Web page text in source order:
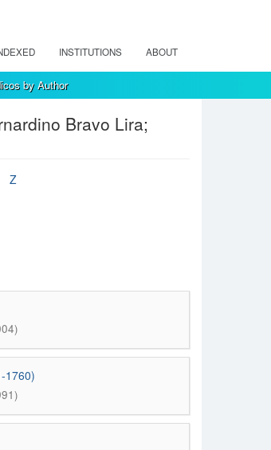
INSTITUTIONS ABOUT
by Author
Bravo Lira;
Z
1760)